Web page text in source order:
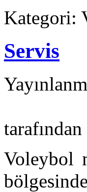
Kategori:
Servis
tarafından
Voleybol